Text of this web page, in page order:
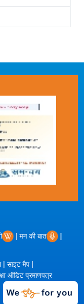
| मन की बात |
| साइट मैप |
ऑडिट प्रमाणपत्र